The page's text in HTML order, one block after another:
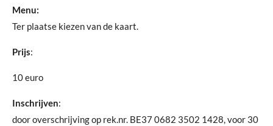
Menu:
Ter plaatse kiezen van de kaart.
Prijs:
10 euro
Inschrijven:
door overschrijving op rek.nr. BE37 0682 3502 1428, voor 30